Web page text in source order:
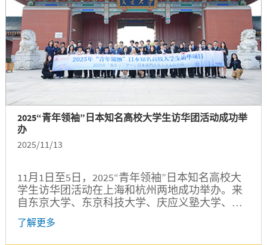
2025“青年领袖”日本知名高校大学生访华团活动成功举
办
2025/11/13
11月1日至5日，2025“青年领袖”日本知名高校大
学生访华团活动在上海和杭州两地成功举办。来
自东京大学、东京科技大学、庆应义塾大学、早
稻田大学、横滨国立大学等日本知名高校的30名
优秀学子跨越山海，和来自上海交通大学、上海
了解更多